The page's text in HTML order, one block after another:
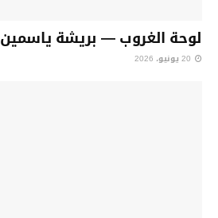
لوحة الغروب — بريشة ياسمين